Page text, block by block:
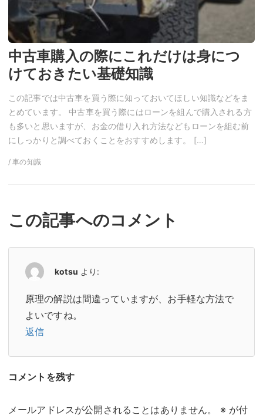
中古車購入の際にこれだけは身につ
けておきたい基礎知識
この記事では中古車を買う際に知っておいてほしい知識などをま
とめています。 中古車を買う際にはローンを組んで購入される方
も多いと思いますが、お金の借り入れ方法などもローンを組む前
にしっかりと調べておくことをおすすめします。 […]
/ 車の知識
この記事へのコメント
kotsu より:
原理の解説は間違っていますが、お手軽な方法で
よいですね。
返信
コメントを残す
メールアドレスが公開されることはありません。 ※が付